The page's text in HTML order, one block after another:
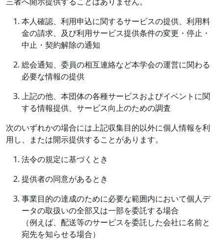
本人確認、利用申込に関するサービスの提供、利用料
金の請求、及び利用サービス提供条件の変更・停止・
中止・契約解除の通知
総会通知、委員の相互連絡など本学会の運営に関わる
必要な情報の提供
上記の他、本団体の各種サービスおよびイベントに関
する情報提供、サービス向上のための調査
次のいずれかの場合には上記収集目的以外に個人情報を利
用し、または開示提供することがあります。
法令の規定に基づくとき
提供者の同意があるとき
事業目的の達成のために必要な範囲内において個人デ
ータの取扱いの全部又は一部を委託する場合
（例えば、配送等のサービスを委託した会社に名前と
宛先を知らせる場合）